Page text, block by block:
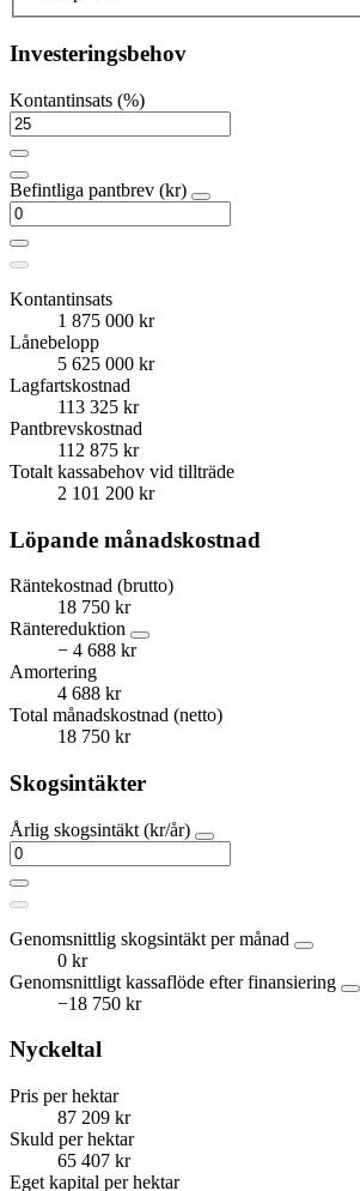
Investeringsbehov
Kontantinsats (%)
Befintliga pantbrev (kr)
Kontantinsats
1 875 000 kr
Lånebelopp
5 625 000 kr
Lagfartskostnad
113 325 kr
Pantbrevskostnad
112 875 kr
Totalt kassabehov vid tillträde
2 101 200 kr
Löpande månadskostnad
Räntekostnad (brutto)
18 750 kr
Räntereduktion
− 4 688 kr
Amortering
4 688 kr
Total månadskostnad (netto)
18 750 kr
Skogsintäkter
Årlig skogsintäkt (kr/år)
Genomsnittlig skogsintäkt per månad
0 kr
Genomsnittligt kassaflöde efter finansiering
−18 750 kr
Nyckeltal
Pris per hektar
87 209 kr
Skuld per hektar
65 407 kr
Eget kapital per hektar